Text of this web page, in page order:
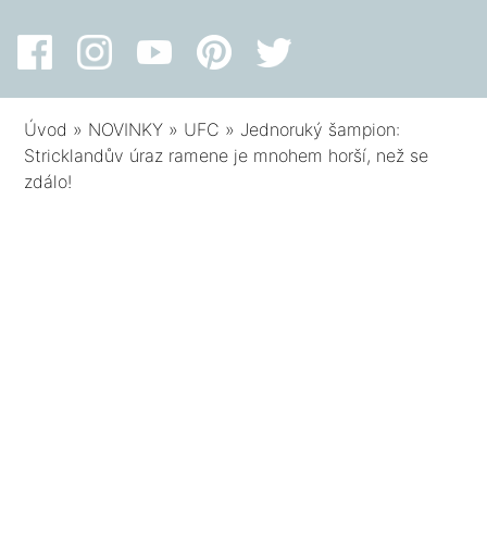
Úvod » NOVINKY » UFC » Jednoruký šampion:
Stricklandův úraz ramene je mnohem horší, než se
zdálo!